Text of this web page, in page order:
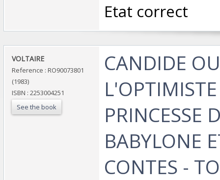
‎Etat correct‎
‎VOLTAIRE‎
Reference : RO90073801
(1983)
ISBN : 2253004251
See the book
‎CANDIDE OU
PRINCESSE
BABYLONE
CONTES -